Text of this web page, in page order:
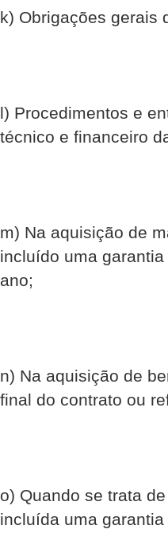
k) Obrigações gerais
l) Procedimentos e
técnico e financeiro
m) Na aquisição de
incluído uma
ano;
n) Na aquisição de
final do contrato ou
o) Quando se trata
incluída uma